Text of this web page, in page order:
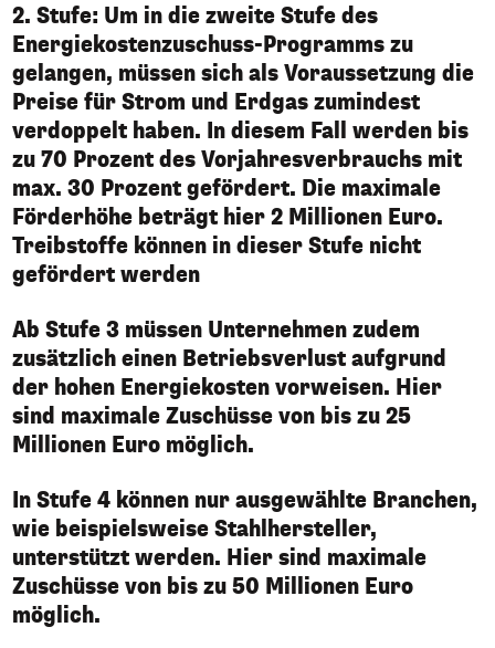
2. Stufe: Um in die zweite Stufe des
Energiekostenzuschuss-Programms zu
gelangen, müssen sich als Voraussetzung die
Preise für Strom und Erdgas zumindest
verdoppelt haben. In diesem Fall werden bis
zu 70 Prozent des Vorjahresverbrauchs mit
max. 30 Prozent gefördert. Die maximale
Förderhöhe beträgt hier 2 Millionen Euro.
Treibstoffe können in dieser Stufe nicht
gefördert werden
Ab Stufe 3 müssen Unternehmen zudem
zusätzlich einen Betriebsverlust aufgrund
der hohen Energiekosten vorweisen. Hier
sind maximale Zuschüsse von bis zu 25
Millionen Euro möglich.
In Stufe 4 können nur ausgewählte Branchen,
wie beispielsweise Stahlhersteller,
unterstützt werden. Hier sind maximale
Zuschüsse von bis zu 50 Millionen Euro
möglich.